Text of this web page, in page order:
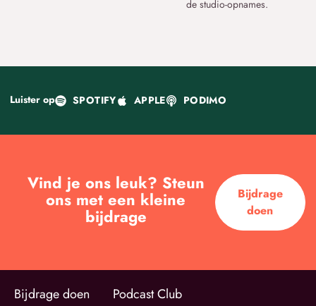
de studio-opnames.
Luister op SPOTIFY APPLE PODIMO
Vind je ons leuk? Steun
ons met een kleine
bijdrage
Bijdrage
doen
Bijdrage doen
Podcast Club